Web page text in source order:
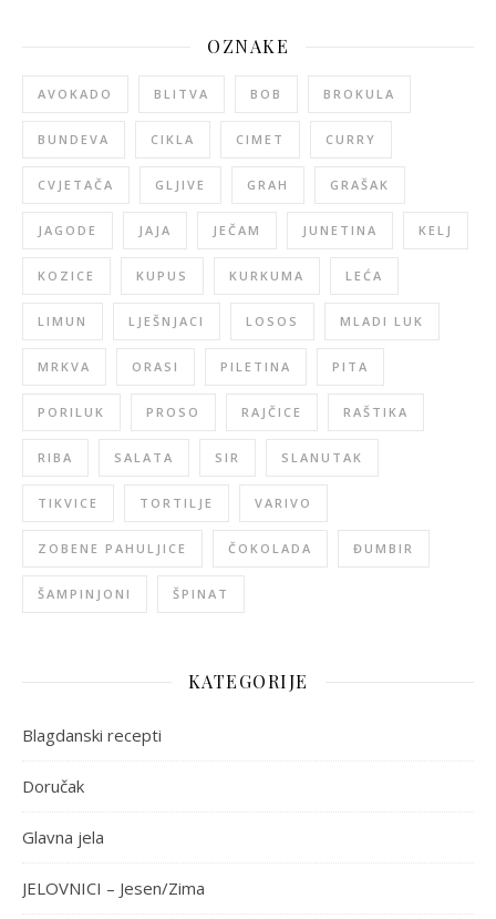
OZNAKE
AVOKADO BLITVA BOB BROKULA
BUNDEVA CIKLA CIMET CURRY
CVJETAČA GLJIVE GRAH GRAŠAK
JAGODE JAJA JEČAM JUNETINA KELJ
KOZICE KUPUS KURKUMA LEĆA
LIMUN LJEŠNJACI LOSOS MLADI LUK
MRKVA ORASI PILETINA PITA
PORILUK PROSO RAJČICE RAŠTIKA
RIBA SALATA SIR SLANUTAK
TIKVICE TORTILJE VARIVO
ZOBENE PAHULJICE ČOKOLADA ĐUMBIR
ŠAMPINJONI ŠPINAT
KATEGORIJE
Blagdanski recepti
Doručak
Glavna jela
JELOVNICI – Jesen/Zima